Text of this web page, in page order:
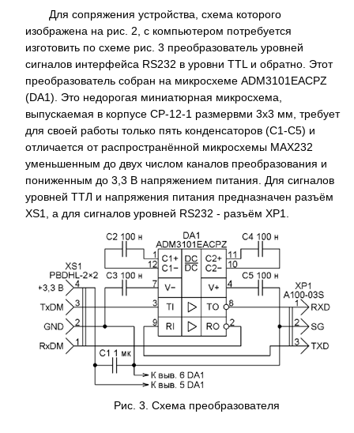
Для сопряжения устройства, схема которого
изображена на рис. 2, с компьютером потребуется
изготовить по схеме рис. 3 преобразователь уровней
сигналов интерфейса RS232 в уровни TTL и обратно. Этот
преобразователь собран на микросхеме ADM3101EACPZ
(DA1). Это недорогая миниатюрная микросхема,
выпускаемая в корпусе CP-12-1 размервми 3x3 мм, требует
для своей работы только пять конденсаторов (C1-C5) и
отличается от распространённой микросхемы MAX232
уменьшенным до двух числом каналов преобразования и
пониженным до 3,3 В напряжением питания. Для сигналов
уровней ТТЛ и напряжения питания предназначен разъём
XS1, а для сигналов уровней RS232 - разъём XP1.
Рис. 3. Схема преобразователя